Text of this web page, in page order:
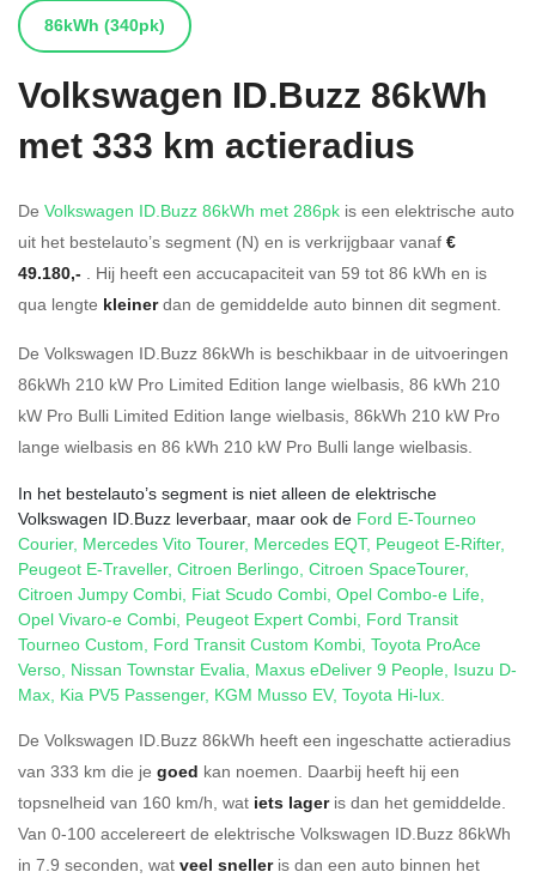
86kWh (340pk)
Volkswagen ID.Buzz 86kWh
met 333 km actieradius
De Volkswagen ID.Buzz 86kWh met 286pk is een elektrische auto
uit het bestelauto’s segment (N) en is verkrijgbaar vanaf €
49.180,- . Hij heeft een accucapaciteit van 59 tot 86 kWh en is
qua lengte kleinerdan de gemiddelde auto binnen dit segment.
De Volkswagen ID.Buzz 86kWh is beschikbaar in de uitvoeringen
86kWh 210 kW Pro Limited Edition lange wielbasis, 86 kWh 210
kW Pro Bulli Limited Edition lange wielbasis, 86kWh 210 kW Pro
lange wielbasis en 86 kWh 210 kW Pro Bulli lange wielbasis.
In het bestelauto’s segment is niet alleen de elektrische
Volkswagen ID.Buzz leverbaar, maar ook de Ford E-Tourneo
Courier, Mercedes Vito Tourer, Mercedes EQT, Peugeot E-Rifter,
Peugeot E-Traveller, Citroen Berlingo, Citroen SpaceTourer,
Citroen Jumpy Combi, Fiat Scudo Combi, Opel Combo-e Life,
Opel Vivaro-e Combi, Peugeot Expert Combi, Ford Transit
Tourneo Custom, Ford Transit Custom Kombi, Toyota ProAce
Verso, Nissan Townstar Evalia, Maxus eDeliver 9 People, Isuzu D-
Max, Kia PV5 Passenger, KGM Musso EV, Toyota Hi-lux.
De Volkswagen ID.Buzz 86kWh heeft een ingeschatte actieradius
van 333 km die je goed kan noemen. Daarbij heeft hij een
topsnelheid van 160 km/h, wat iets lageris dan het gemiddelde.
Van 0-100 accelereert de elektrische Volkswagen ID.Buzz 86kWh
in 7.9 seconden, wat veel snelleris dan een auto binnen het